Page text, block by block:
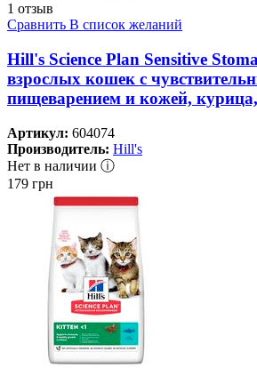
1 отзыв
Сравнить В список желаний
Hill's Science Plan Sensitive
взрослых кошек с
пищеварением и кожей,
Артикул: 604074
Производитель: Hill's
Нет в наличии ⓘ
179 грн